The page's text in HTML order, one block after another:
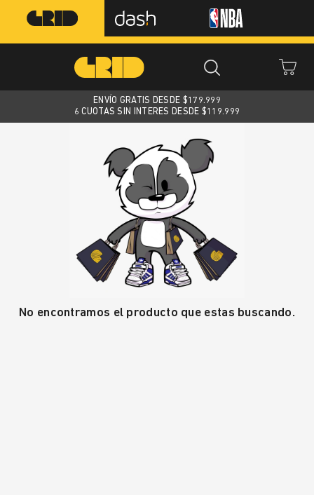
ENVÍO GRATIS DESDE $179.999
6 CUOTAS SIN INTERES DESDE $119.999
No encontramos el producto que estas buscando.